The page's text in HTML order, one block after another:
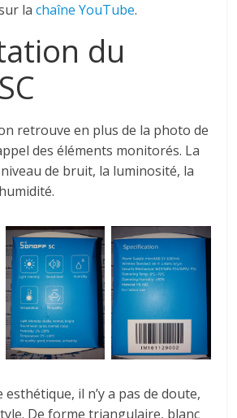
lachaîne YouTube.
du
SC
retrouve en plus de la photo de
des éléments monitorés. La
de bruit, la luminosité, la
esthétique, il n’y a pas de doute,
De forme triangulaire, blanc